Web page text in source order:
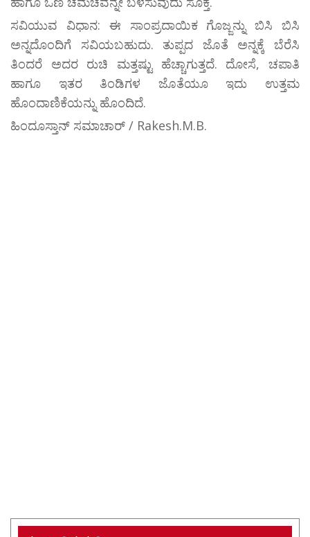
ಸವಿಯುವ ವಿಧಾನ: ಈ ಸಾಂಪ್ರದಾಯಿಕ ಗೊಜ್ಜನ್ನು ಬಿಸಿ ಬಿಸಿ
ಅನ್ನದೊಂದಿಗೆ ಸವಿಯಬಹುದು. ತುಪ್ಪದ ಜೊತೆ ಅನ್ನಕ್ಕೆ ಬೆರೆಸಿ
ತಿಂದರೆ ಅದರ ರುಚಿ ಮತ್ತಷ್ಟು ಹೆಚ್ಚಾಗುತ್ತದೆ. ದೋಸೆ, ಚಪಾತಿ
ಹಾಗೂ ಇತರ ತಿಂಡಿಗಳ ಜೊತೆಯೂ ಇದು ಉತ್ತಮ
ಹೊಂದಾಣಿಕೆಯನ್ನು ಹೊಂದಿದೆ.
ಹಿಂದೂಸ್ತಾನ್ ಸಮಾಚಾರ್ / Rakesh.M.B.